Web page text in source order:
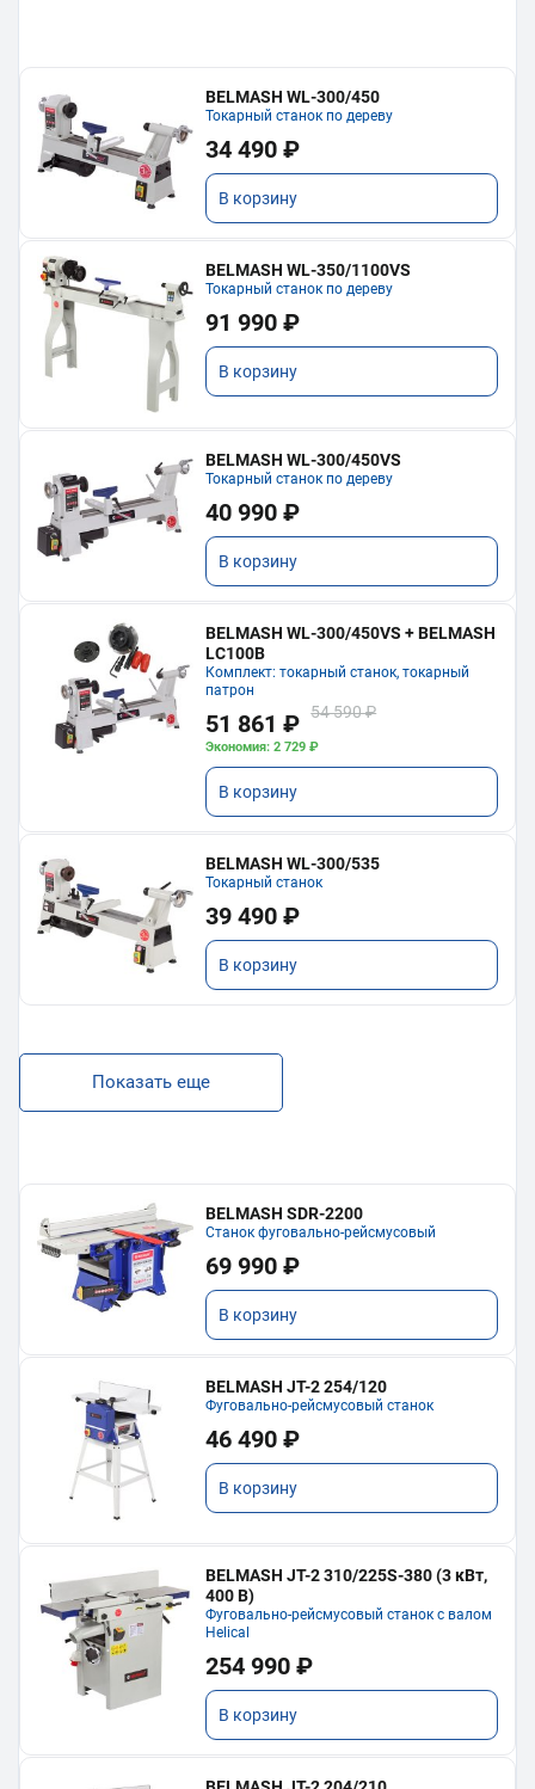
BELMASH WL-300/450
Токарный станок по дереву
34 490 ₽
В корзину
BELMASH WL-350/1100VS
Токарный станок по дереву
91 990 ₽
В корзину
BELMASH WL-300/450VS
Токарный станок по дереву
40 990 ₽
В корзину
BELMASH WL-300/450VS + BELMASH
LC100B
Комплект: токарный станок, токарный
патрон
51 861 ₽ 54 590 ₽
Экономия: 2 729 ₽
В корзину
BELMASH WL-300/535
Токарный станок
39 490 ₽
В корзину
Показать еще
BELMASH SDR-2200
Станок фуговально-рейсмусовый
69 990 ₽
В корзину
BELMASH JT-2 254/120
Фуговально-рейсмусовый станок
46 490 ₽
В корзину
BELMASH JT-2 310/225S-380 (3 кВт,
400 В)
Фуговально-рейсмусовый станок с валом
Helical
254 990 ₽
В корзину